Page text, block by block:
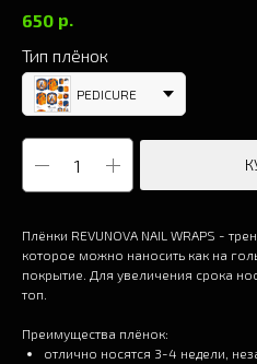
650 р.
Тип плёнок
PEDICURE
Плёнки REVUNOVA NAIL WRAPS -
которое можно наносить как на
покрытие. Для увеличения срока
топ.
Преимущества плёнок:
отлично носятся 3-4 недели,